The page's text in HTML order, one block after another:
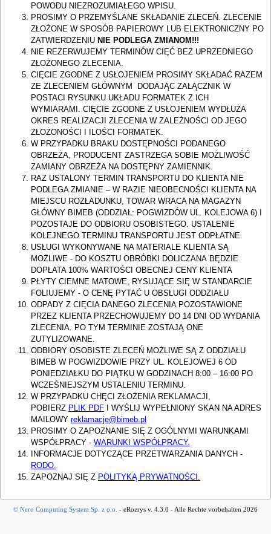
POWODU NIEZROZUMIAŁEGO WPISU.
PROSIMY O PRZEMYŚLANE SKŁADANIE ZLECEŃ. ZLECENIE
ZŁOŻONE W SPOSÓB PAPIEROWY LUB ELEKTRONICZNY PO
ZATWIERDZENIU NIE PODLEGA ZMIANOM!!!
NIE REZERWUJEMY TERMINÓW CIĘĆ BEZ UPRZEDNIEGO
ZŁOŻONEGO ZLECENIA.
CIĘCIE ZGODNE Z USŁOJENIEM PROSIMY SKŁADAĆ RAZEM
ZE ZLECENIEM GŁÓWNYM DODAJĄC ZAŁĄCZNIK W
POSTACI RYSUNKU UKŁADU FORMATEK Z ICH
WYMIARAMI. CIĘCIE ZGODNE Z USŁOJENIEM WYDŁUŻA
OKRES REALIZACJI ZLECENIA W ZALEŻNOŚCI OD JEGO
ZŁOŻONOŚCI I ILOŚCI FORMATEK.
W PRZYPADKU BRAKU DOSTĘPNOŚCI PODANEGO
OBRZEŻA, PRODUCENT ZASTRZEGA SOBIE MOŻLIWOŚĆ
ZAMIANY OBRZEŻA NA DOSTĘPNY ZAMIENNIK.
RAZ USTALONY TERMIN TRANSPORTU DO KLIENTA NIE
PODLEGA ZMIANIE – W RAZIE NIEOBECNOŚCI KLIENTA NA
MIEJSCU ROZŁADUNKU, TOWAR WRACA NA MAGAZYN
GŁÓWNY BIMEB (ODDZIAŁ: POGWIZDÓW UL. KOLEJOWA 6) I
POZOSTAJE DO ODBIORU OSOBISTEGO. USTALENIE
KOLEJNEGO TERMINU TRANSPORTU JEST ODPŁATNE.
USŁUGI WYKONYWANE NA MATERIALE KLIENTA SĄ
MOŻLIWE - DO KOSZTU OBRÓBKI DOLICZANA BĘDZIE
DOPŁATA 100% WARTOŚCI OBECNEJ CENY KLIENTA
PŁYTY CIEMNE MATOWE, RYSUJĄCE SIĘ W STANDARCIE
FOLIUJEMY - O CENĘ PYTAĆ U OBSŁUGI ODDZIAŁU
ODPADY Z CIĘCIA DANEGO ZLECENIA POZOSTAWIONE
PRZEZ KLIENTA PRZECHOWUJEMY DO 14 DNI OD WYDANIA
ZLECENIA. PO TYM TERMINIE ZOSTAJĄ ONE
ZUTYLIZOWANE.
ODBIORY OSOBISTE ZLECEŃ MOŻLIWE SĄ Z ODDZIAŁU
BIMEB W POGWIZDOWIE PRZY UL. KOLEJOWEJ 6 OD
PONIEDZIAŁKU DO PIĄTKU W GODZINACH 8:00 – 16:00 PO
WCZEŚNIEJSZYM USTALENIU TERMINU.
W PRZYPADKU CHĘCI ZŁOŻENIA REKLAMACJI,
POBIERZ PLIK PDF I WYŚLIJ WYPEŁNIONY SKAN NA ADRES
MAILOWY reklamacje@bimeb.pl
PROSIMY O ZAPOZNANIE SIĘ Z OGÓLNYMI WARUNKAMI
WSPÓŁPRACY - WARUNKI WSPÓŁPRACY.
INFORMACJE DOTYCZĄCE PRZETWARZANIA DANYCH -
RODO.
ZAPOZNAJ SIĘ Z POLITYKĄ PRYWATNOŚCI.
© Nero Computing System Sp. z o.o. - eRozrys v. 4.3.0 - Alle Rechte vorbehalten 2026